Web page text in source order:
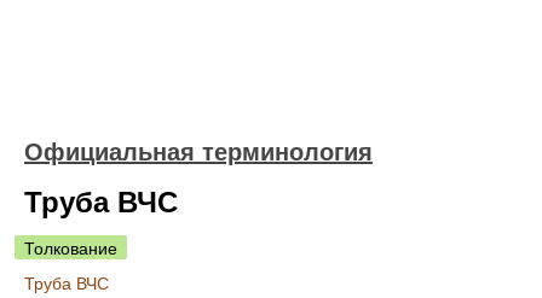
Официальная терминология
Труба ВЧС
Толкование
Труба ВЧС